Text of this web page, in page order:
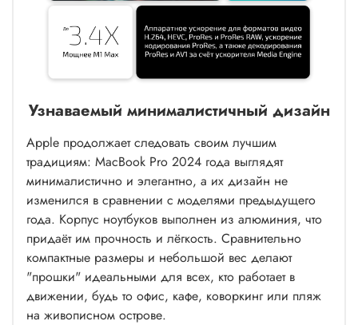
Узнаваемый минималистичный дизайн
Apple продолжает следовать своим лучшим
традициям: MacBook Pro 2024 года выглядят
минималистично и элегантно, а их дизайн не
изменился в сравнении с моделями предыдущего
года. Корпус ноутбуков выполнен из алюминия, что
придаёт им прочность и лёгкость. Сравнительно
компактные размеры и небольшой вес делают
"прошки" идеальными для всех, кто работает в
движении, будь то офис, кафе, коворкинг или пляж
на живописном острове.